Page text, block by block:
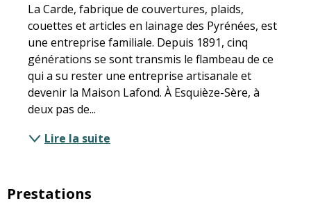
La Carde, fabrique de couvertures, plaids,
couettes et articles en lainage des Pyrénées, est
une entreprise familiale. Depuis 1891, cinq
générations se sont transmis le flambeau de ce
qui a su rester une entreprise artisanale et
devenir la Maison Lafond. À Esquièze-Sère, à
deux pas de...
Lire la suite
Prestations